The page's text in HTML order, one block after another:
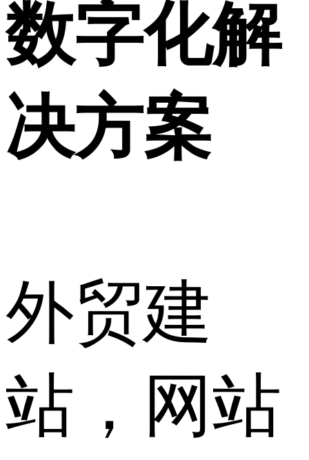
数字化解
决方案
外贸建
站，网站